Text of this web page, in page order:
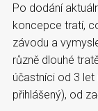
Po dodání
koncepce tratí,
závodu a
různě dlouhé
účastníci od 3 let
přihlášený), od